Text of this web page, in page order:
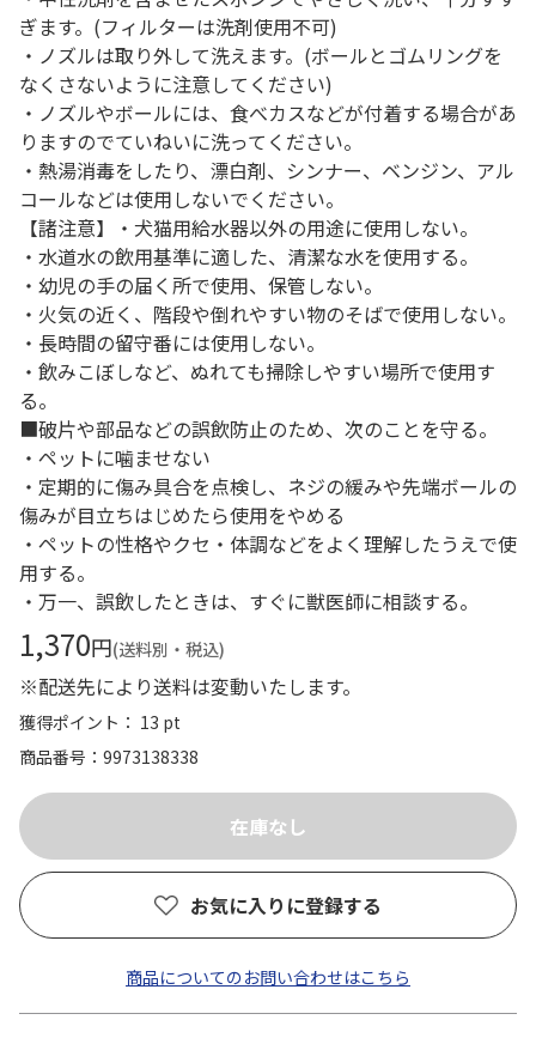
ぎます。(フィルターは洗剤使用不可)
・ノズルは取り外して洗えます。(ボールとゴムリングを
なくさないように注意してください)
・ノズルやボールには、食べカスなどが付着する場合があ
りますのでていねいに洗ってください。
・熱湯消毒をしたり、漂白剤、シンナー、ベンジン、アル
コールなどは使用しないでください。
【諸注意】・犬猫用給水器以外の用途に使用しない。
・水道水の飲用基準に適した、清潔な水を使用する。
・幼児の手の届く所で使用、保管しない。
・火気の近く、階段や倒れやすい物のそばで使用しない。
・長時間の留守番には使用しない。
・飲みこぼしなど、ぬれても掃除しやすい場所で使用す
る。
■破片や部品などの誤飲防止のため、次のことを守る。
・ペットに噛ませない
・定期的に傷み具合を点検し、ネジの緩みや先端ボールの
傷みが目立ちはじめたら使用をやめる
・ペットの性格やクセ・体調などをよく理解したうえで使
用する。
・万一、誤飲したときは、すぐに獣医師に相談する。
1,370円(送料別・税込)
※配送先により送料は変動いたします。
獲得ポイント： 13 pt
商品番号
9973138338
お気に入りに登録する
商品についてのお問い合わせはこちら